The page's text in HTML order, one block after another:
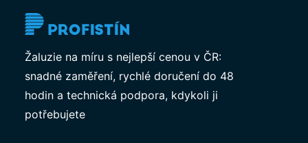
Žaluzie na míru s nejlepší cenou v ČR:
snadné zaměření, rychlé doručení do 48
hodin a technická podpora, kdykoli ji
potřebujete